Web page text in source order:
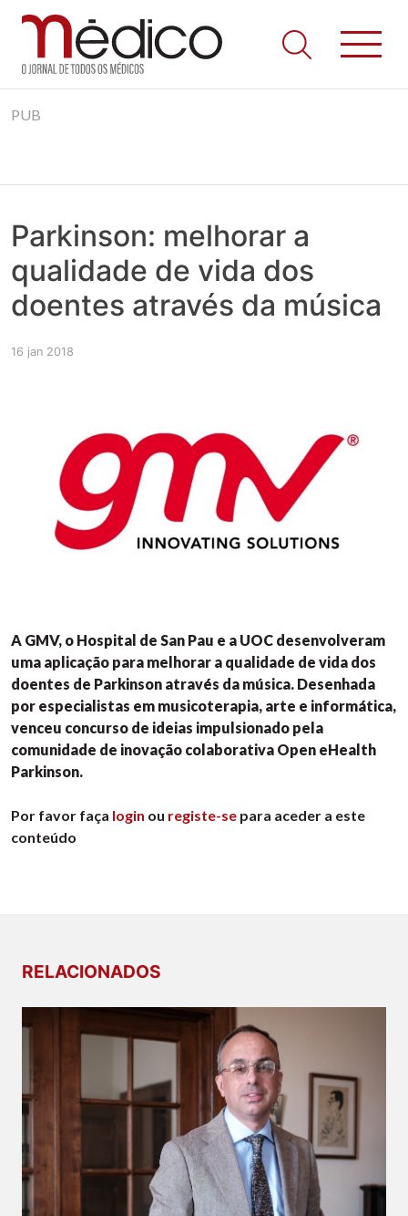
to
Jornal Médico
Médico – O Jornal de Todos os Médicos. Onde as notícias
realmente contam! Tudo o que se passa na Saúde!
PUB
Parkinson: melhorar a
qualidade de vida dos
doentes através da música
16 jan 2018
A GMV, o Hospital de San Pau e a UOC desenvolveram
uma aplicação para melhorar a qualidade de vida dos
doentes de Parkinson através da música. Desenhada
por especialistas em musicoterapia, arte e informática,
venceu concurso de ideias impulsionado pela
comunidade de inovação colaborativa Open eHealth
Parkinson.
Por favor faça login ou registe-se para aceder a este
conteúdo
RELACIONADOS